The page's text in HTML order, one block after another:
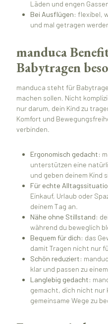
Läden und engen
Bei Ausflügen: flexibel,
und mal getragen
manduca
Babytragen
manduca steht für
machen sollen. Nicht
nur darum, dein Kind zu
Komfort und
verbinden.
Ergonomisch gedacht:
unterstützen eine
und geben deinem Kind
Für echte
Einkauf, Urlaub oder
deinem Tag an.
Nähe ohne Stillstand:
während du beweglich
Bequem für dich: das
damit Tragen nicht nur
Schön reduziert:
klar und passen zu
Langlebig gedacht:
gemacht, dich nicht nur
gemeinsame Wege zu